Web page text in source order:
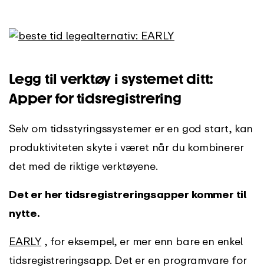
Legg til verktøy i systemet ditt:
Apper for tidsregistrering
Selv om tidsstyringssystemer er en god start, kan
produktiviteten skyte i været når du kombinerer
det med de riktige verktøyene.
Det er her tidsregistreringsapper kommer til
nytte.
EARLY , for eksempel, er mer enn bare en enkel
tidsregistreringsapp. Det er en programvare for